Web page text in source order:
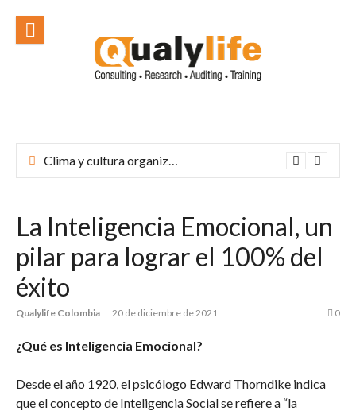
contenido
Clima y cultura organizacional: el corazón de una empresa exitosa
La Inteligencia Emocional, un
pilar para lograr el 100% del
éxito
Qualylife Colombia 20 de diciembre de 2021 0
¿Qué es Inteligencia Emocional?
Desde el año 1920, el psicólogo Edward Thorndike indica
que el concepto de Inteligencia Social se refiere a “la